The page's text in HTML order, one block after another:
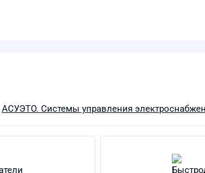
АСУЭТО. Системы управления